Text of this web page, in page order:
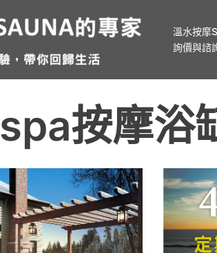
溫水按摩
詢價與諮
spa按摩浴